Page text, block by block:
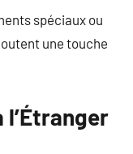
spéciaux ou
une touche